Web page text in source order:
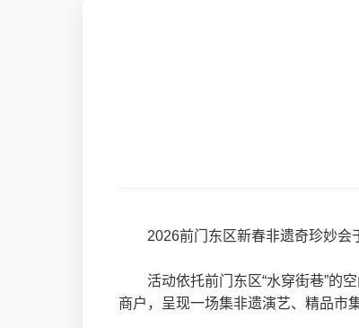
2026前门东区新春非遗奇珍妙会
活动依托前门东区“水穿街巷”的
商户，呈现一场集非遗演艺、精品市